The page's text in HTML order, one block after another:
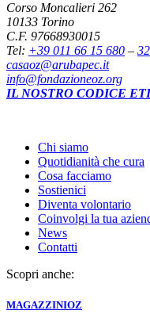
Corso Moncalieri 262
10133 Torino
C.F. 97668930015
Tel: +39 011 66 15 680 –
casaoz@arubapec.it
info@fondazioneoz.org
IL NOSTRO CODICE
Chi siamo
Quotidianità che cura
Cosa facciamo
Sostienici
Diventa volontario
Coinvolgi la tua
News
Contatti
Scopri anche:
MAGAZZINIOZ